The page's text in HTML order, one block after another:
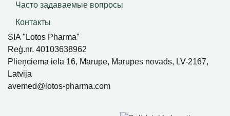
Часто задаваемые вопросы
Контакты
SIA "Lotos Pharma"
Reģ.nr. 40103638962
Plieņciema iela 16, Mārupe, Mārupes novads, LV-2167,
Latvija
avemed@lotos-pharma.com